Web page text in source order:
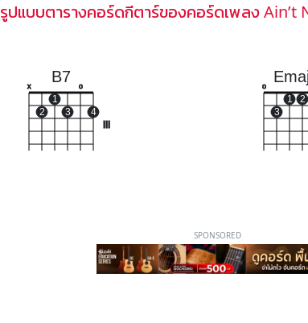
รูปแบบตารางคอร์ดกีตาร์ของคอร์ดเพลง
B7
x
2
1
3
o
4
o
3
1 2
SPONSORED